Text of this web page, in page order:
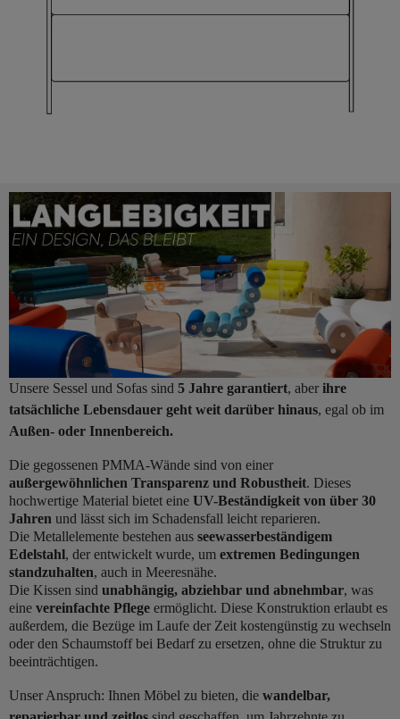
Unsere Sessel und Sofas sind 5 Jahre garantiert, aber ihre
tatsächliche Lebensdauer geht weit darüber hinaus, egal ob im
Außen- oder Innenbereich.
Die gegossenen PMMA-Wände sind von einer
außergewöhnlichen Transparenz und Robustheit. Dieses
hochwertige Material bietet eine UV-Beständigkeit von über 30
Jahren und lässt sich im Schadensfall leicht reparieren.
Die Metallelemente bestehen aus seewasserbeständigem
Edelstahl, der entwickelt wurde, um extremen Bedingungen
standzuhalten, auch in Meeresnähe.
Die Kissen sind unabhängig, abziehbar und abnehmbar, was
eine vereinfachte Pflege ermöglicht. Diese Konstruktion erlaubt es
außerdem, die Bezüge im Laufe der Zeit kostengünstig zu wechseln
oder den Schaumstoff bei Bedarf zu ersetzen, ohne die Struktur zu
beeinträchtigen.
Unser Anspruch: Ihnen Möbel zu bieten, die wandelbar,